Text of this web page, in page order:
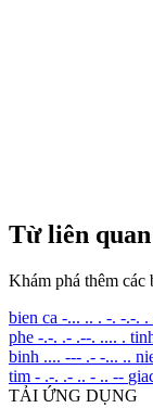
Từ liên quan
Khám phá thêm các
bien ca -... .. . -. -.-. .
phe -.-. .- .--. .... .
binh .... --- .- -... ..
tim - .-. .- .. - .. --
TẢI ỨNG DỤNG